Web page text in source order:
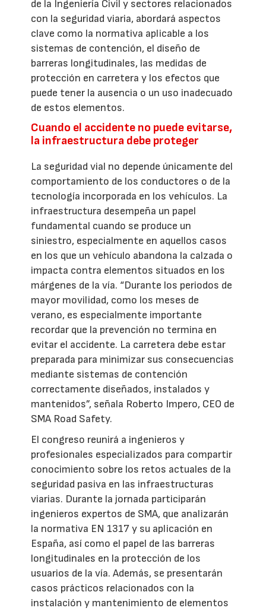
de la Ingeniería Civil y sectores relacionados
con la seguridad viaria, abordará aspectos
clave como la normativa aplicable a los
sistemas de contención, el diseño de
barreras longitudinales, las medidas de
protección en carretera y los efectos que
puede tener la ausencia o un uso inadecuado
de estos elementos.
Cuando el accidente no puede evitarse,
la infraestructura debe proteger
La seguridad vial no depende únicamente del
comportamiento de los conductores o de la
tecnología incorporada en los vehículos. La
infraestructura desempeña un papel
fundamental cuando se produce un
siniestro, especialmente en aquellos casos
en los que un vehículo abandona la calzada o
impacta contra elementos situados en los
márgenes de la vía. “Durante los periodos de
mayor movilidad, como los meses de
verano, es especialmente importante
recordar que la prevención no termina en
evitar el accidente. La carretera debe estar
preparada para minimizar sus consecuencias
mediante sistemas de contención
correctamente diseñados, instalados y
mantenidos”, señala Roberto Impero, CEO de
SMA Road Safety.
El congreso reunirá a ingenieros y
profesionales especializados para compartir
conocimiento sobre los retos actuales de la
seguridad pasiva en las infraestructuras
viarias. Durante la jornada participarán
ingenieros expertos de SMA, que analizarán
la normativa EN 1317 y su aplicación en
España, así como el papel de las barreras
longitudinales en la protección de los
usuarios de la vía. Además, se presentarán
casos prácticos relacionados con la
instalación y mantenimiento de elementos